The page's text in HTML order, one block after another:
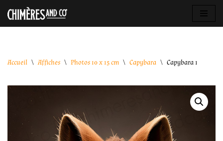
Aller
Accueil \ Affiches \ Photos 10 x 15 cm \ Capybara \ Capybara 1